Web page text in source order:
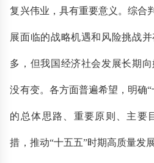
复兴伟业，具有重要意义。综合
展面临的战略机遇和风险挑战
多，但我国经济社会发展长期
没有变。各方面普遍希望，明确
的总体思路、重要原则、主要
措，推动“十五五”时期高质量发